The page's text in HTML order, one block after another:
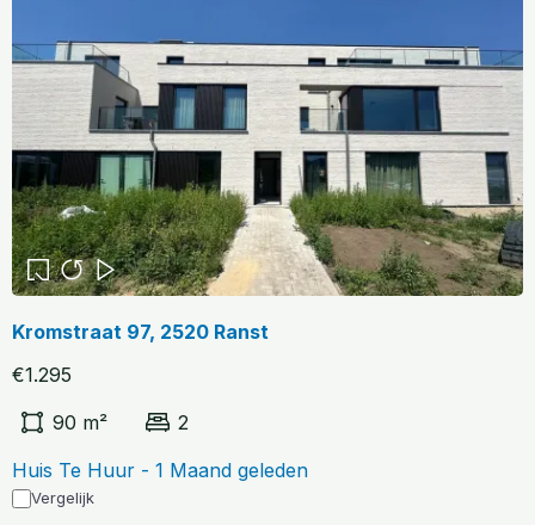
Kromstraat 97, 2520 Ranst
€1.295
90 m²
2
Huis Te Huur - 1 Maand geleden
Vergelijk